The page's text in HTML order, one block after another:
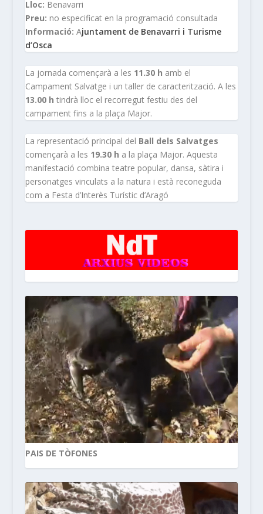
Lloc: Benavarri
Preu: no especificat en la programació consultada
Informació: Ajuntament de Benavarri i Turisme
d’Osca
La jornada començarà a les 11.30 h amb el
Campament Salvatge i un taller de caracterització. A les
13.00 h tindrà lloc el recorregut festiu des del
campament fins a la plaça Major.
La representació principal del Ball dels Salvatges
començarà a les 19.30 h a la plaça Major. Aquesta
manifestació combina teatre popular, dansa, sàtira i
personatges vinculats a la natura i està reconeguda
com a Festa d’Interès Turístic d’Aragó
PAIS DE TÒFONES